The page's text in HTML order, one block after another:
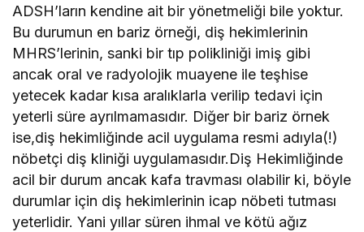
ADSH’ların kendine ait bir yönetmeliği bile yoktur.
Bu durumun en bariz örneği, diş hekimlerinin
MHRS’lerinin, sanki bir tıp polikliniği imiş gibi
ancak oral ve radyolojik muayene ile teşhise
yetecek kadar kısa aralıklarla verilip tedavi için
yeterli süre ayrılmamasıdır. Diğer bir bariz örnek
ise,diş hekimliğinde acil uygulama resmi adıyla(!)
nöbetçi diş kliniği uygulamasıdır.Diş Hekimliğinde
acil bir durum ancak kafa travması olabilir ki, böyle
durumlar için diş hekimlerinin icap nöbeti tutması
yeterlidir. Yani yıllar süren ihmal ve kötü ağız